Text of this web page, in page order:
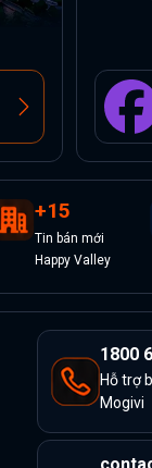
+15
Tin bán mới
Happy Valley
1800
Hỗ trợ
Mogivi